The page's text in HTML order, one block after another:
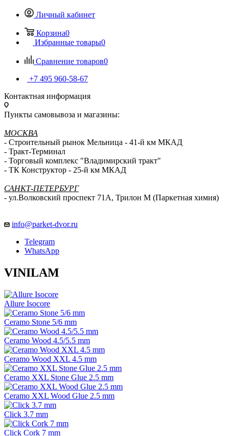
Личный кабинет
Корзина0
Избранные товары0
Сравнение товаров0
+7 495 960-58-67
Контактная информация
Пункты самовывоза и магазины:
МОСКВА
- Строительный рынок Мельница - 41-й км МКАД
- Тракт-Терминал
- Торговый комплекс "Владимирский тракт"
- ТК Конструктор - 25-й км МКАД
САНКТ-ПЕТЕРБУРГ
- ул.Волковский проспект 71А, Трилон М (Паркетная химия)
info@parket-dvor.ru
Telegram
WhatsApp
VINILAM
Allure Isocore
Ceramo Stone 5/6 mm
Ceramo Wood 4.5/5.5 mm
Ceramo Wood XXL 4.5 mm
Ceramo XXL Stone Glue 2.5 mm
Ceramo XXL Wood Glue 2.5 mm
Click 3.7 mm
Click Cork 7 mm